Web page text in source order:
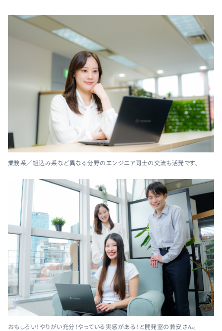
業務系／組込み系など異なる分野のエンジニア同士の交流も活発です。
おもしろい！やりがい充分！やっている実感がある！と開発室の兼安さん。